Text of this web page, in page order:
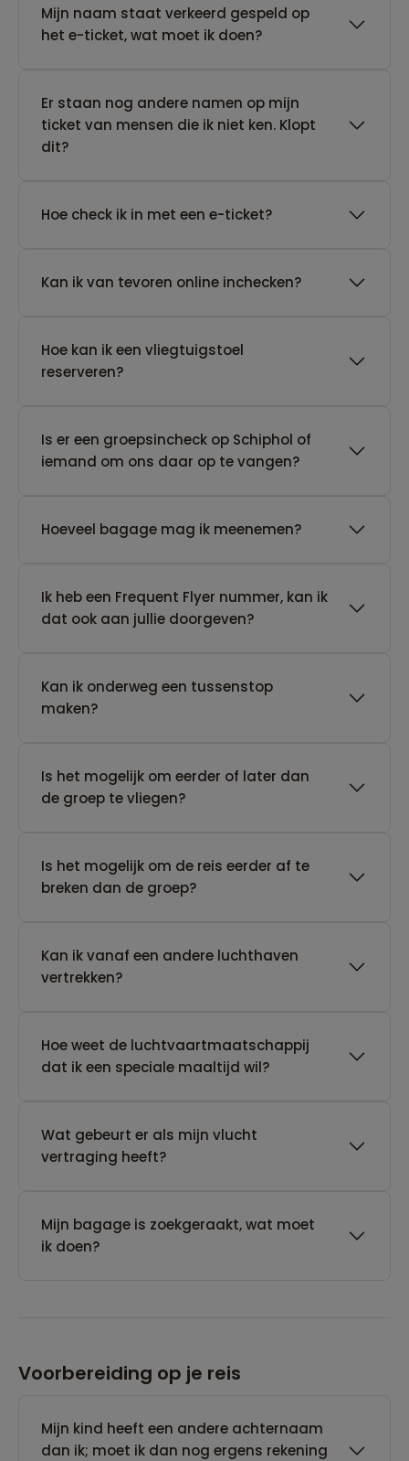
Mijn naam staat verkeerd gespeld op
het e-ticket, wat moet ik doen?
Er staan nog andere namen op mijn
ticket van mensen die ik niet ken. Klopt
dit?
Hoe check ik in met een e-ticket?
Kan ik van tevoren online inchecken?
Hoe kan ik een vliegtuigstoel
reserveren?
Is er een groepsincheck op Schiphol of
iemand om ons daar op te vangen?
Hoeveel bagage mag ik meenemen?
Ik heb een Frequent Flyer nummer, kan ik
dat ook aan jullie doorgeven?
Kan ik onderweg een tussenstop
maken?
Is het mogelijk om eerder of later dan
de groep te vliegen?
Is het mogelijk om de reis eerder af te
breken dan de groep?
Kan ik vanaf een andere luchthaven
vertrekken?
Hoe weet de luchtvaartmaatschappij
dat ik een speciale maaltijd wil?
Wat gebeurt er als mijn vlucht
vertraging heeft?
Mijn bagage is zoekgeraakt, wat moet
ik doen?
Voorbereiding op je reis
Mijn kind heeft een andere achternaam
dan ik; moet ik dan nog ergens rekening